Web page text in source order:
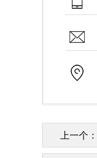
上一个：